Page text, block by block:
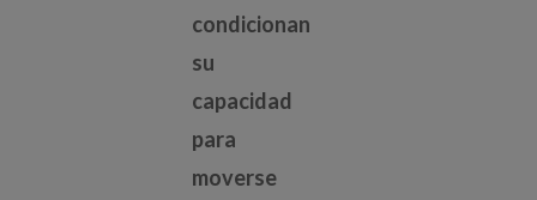
condicionan
su
capacidad
para
moverse